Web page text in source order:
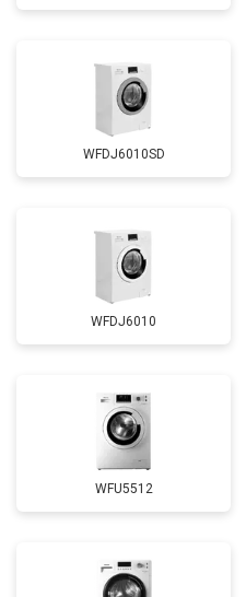
WFDJ6010SD
WFDJ6010
WFU5512